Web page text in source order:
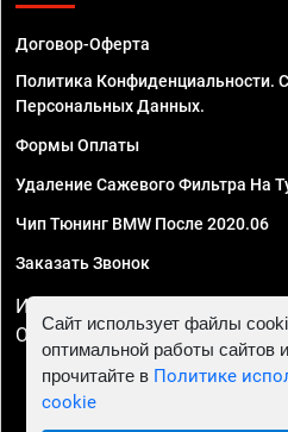
Договор-Оферта
Политика Конфиденциальности.
Персональных Данных.
Формы Оплаты
Удаление Сажевого Фильтра На
Чип Тюнинг BMW После 2020.06
Заказать Звонок
ИП Смирнов Георгий
ОГРНИП 324470400032610
Сайт использует файлы
оптимальной работы сайтов
прочитайте в Политике
cookie